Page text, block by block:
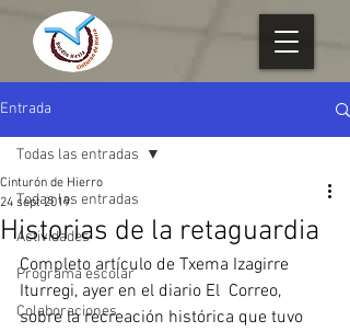
Entrada
Todas las entradas
Actividades
Programa escolar
Colaboraciones
Todas las entradas
Historias de la retaguardia
Cinturón de Hierro
24 sept 2019
Completo artículo de Txema Izagirre
Iturregi, ayer en el diario El  Correo,
sobre la recreación histórica que tuvo